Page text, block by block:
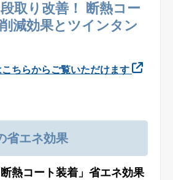
取り改善！ 断熱コー
減効果とツインタン
ちらからご覧いただけます
省エネ効果
熱コート装着」省エネ効果